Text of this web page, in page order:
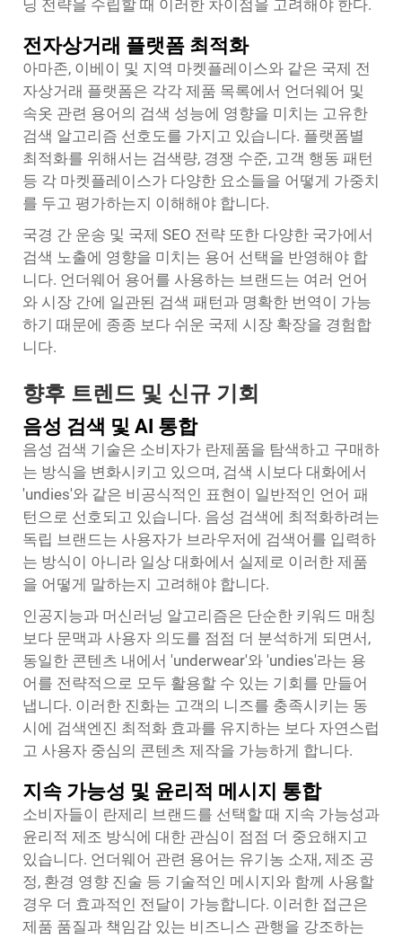
닝 전략을 수립할 때 이러한 차이점을 고려해야 한다.
전자상거래 플랫폼 최적화
아마존, 이베이 및 지역 마켓플레이스와 같은 국제 전
자상거래 플랫폼은 각각 제품 목록에서 언더웨어 및
속옷 관련 용어의 검색 성능에 영향을 미치는 고유한
검색 알고리즘 선호도를 가지고 있습니다. 플랫폼별
최적화를 위해서는 검색량, 경쟁 수준, 고객 행동 패턴
등 각 마켓플레이스가 다양한 요소들을 어떻게 가중치
를 두고 평가하는지 이해해야 합니다.
국경 간 운송 및 국제 SEO 전략 또한 다양한 국가에서
검색 노출에 영향을 미치는 용어 선택을 반영해야 합
니다. 언더웨어 용어를 사용하는 브랜드는 여러 언어
와 시장 간에 일관된 검색 패턴과 명확한 번역이 가능
하기 때문에 종종 보다 쉬운 국제 시장 확장을 경험합
니다.
향후 트렌드 및 신규 기회
음성 검색 및 AI 통합
음성 검색 기술은 소비자가 란제품을 탐색하고 구매하
는 방식을 변화시키고 있으며, 검색 시보다 대화에서
'undies'와 같은 비공식적인 표현이 일반적인 언어 패
턴으로 선호되고 있습니다. 음성 검색에 최적화하려는
독립 브랜드는 사용자가 브라우저에 검색어를 입력하
는 방식이 아니라 일상 대화에서 실제로 이러한 제품
을 어떻게 말하는지 고려해야 합니다.
인공지능과 머신러닝 알고리즘은 단순한 키워드 매칭
보다 문맥과 사용자 의도를 점점 더 분석하게 되면서,
동일한 콘텐츠 내에서 'underwear'와 'undies'라는 용
어를 전략적으로 모두 활용할 수 있는 기회를 만들어
냅니다. 이러한 진화는 고객의 니즈를 충족시키는 동
시에 검색엔진 최적화 효과를 유지하는 보다 자연스럽
고 사용자 중심의 콘텐츠 제작을 가능하게 합니다.
지속 가능성 및 윤리적 메시지 통합
소비자들이 란제리 브랜드를 선택할 때 지속 가능성과
윤리적 제조 방식에 대한 관심이 점점 더 중요해지고
있습니다. 언더웨어 관련 용어는 유기농 소재, 제조 공
정, 환경 영향 진술 등 기술적인 메시지와 함께 사용할
경우 더 효과적인 전달이 가능합니다. 이러한 접근은
제품 품질과 책임감 있는 비즈니스 관행을 강조하는